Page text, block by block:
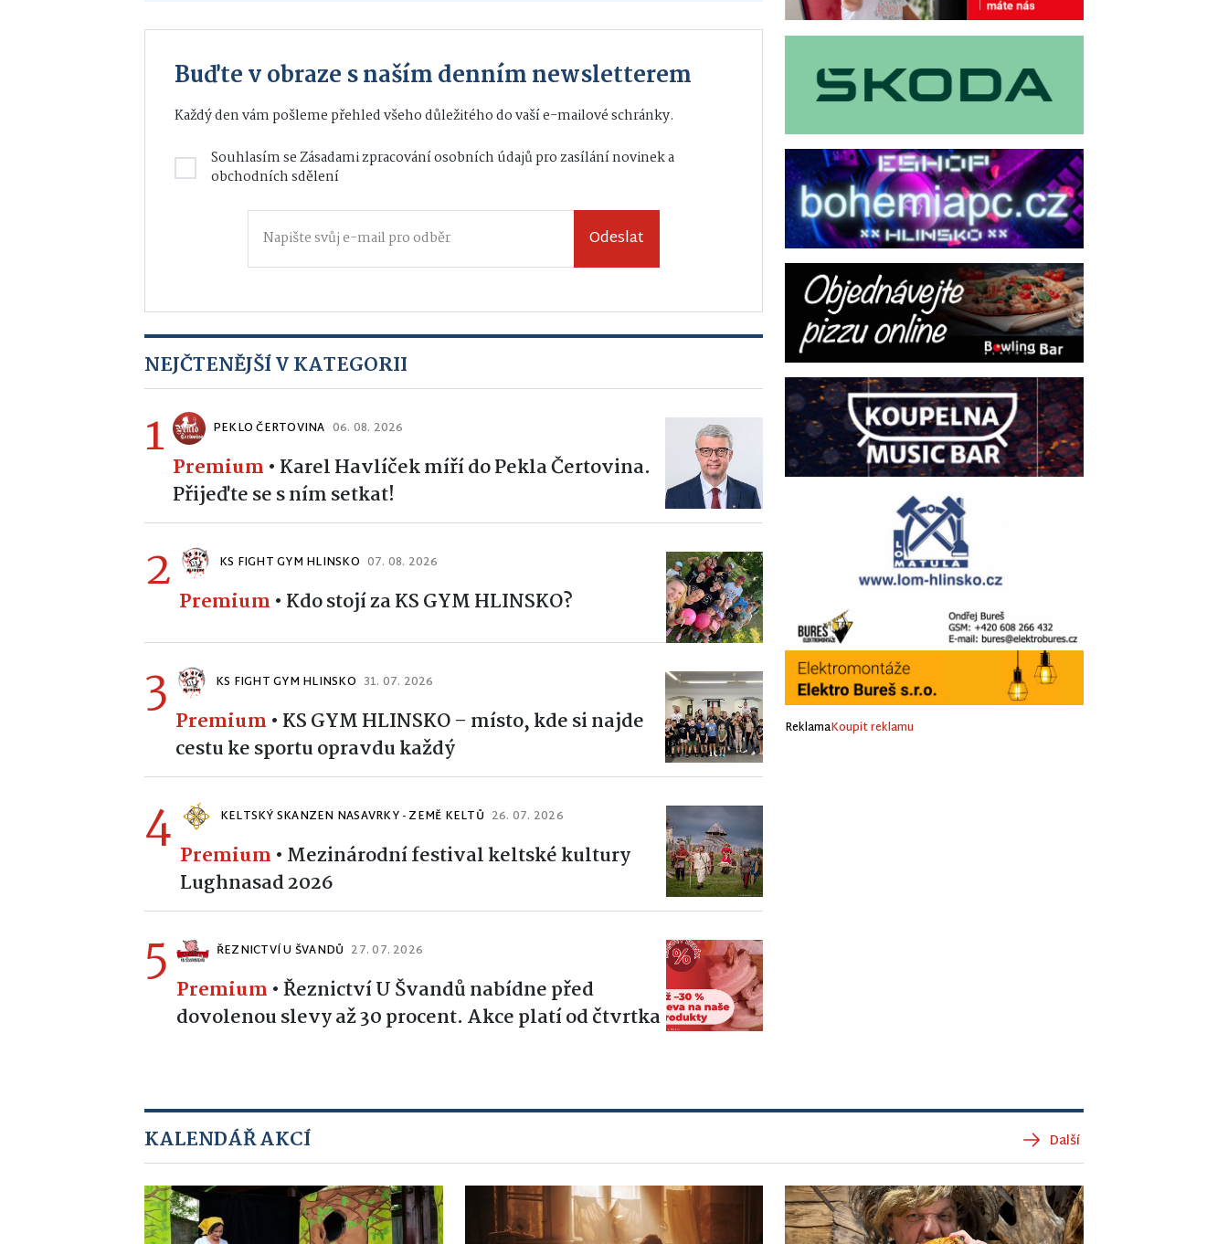
Buďte v obraze s naším denním newsletterem
Každý den vám pošleme přehled všeho důležitého do vaší e-mailové schránky.
Souhlasím seZásadami zpracování osobních údajůpro zasílání novinek a
obchodních sdělení
Odeslat
NEJČTENĚJŠÍ V KATEGORII
1 PEKLO ČERTOVINA 06. 08. 2026
Premium • Karel Havlíček míří do Pekla Čertovina.
Přijeďte se s ním setkat!
2 KS FIGHT GYM HLINSKO 07. 08. 2026
Premium • Kdo stojí za KS GYM HLINSKO?
3 KS FIGHT GYM HLINSKO 31. 07. 2026
Premium • KS GYM HLINSKO – místo, kde si najde
cestu ke sportu opravdu každý
4 KELTSKÝ SKANZEN NASAVRKY - ZEMĚ KELTŮ 26. 07. 2026
Premium • Mezinárodní festival keltské kultury
Lughnasad 2026
5 ŘEZNICTVÍ U ŠVANDŮ 27. 07. 2026
Premium •Řeznictví U Švandů nabídne před
dovolenou slevy až 30 procent. Akce platí od čtvrtka
ReklamaKoupit reklamu
KALENDÁŘ AKCÍ Další